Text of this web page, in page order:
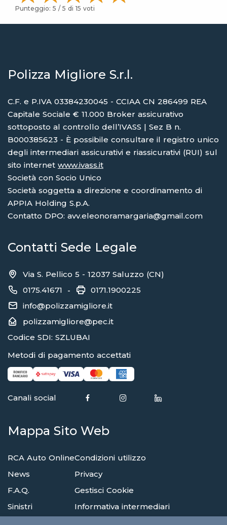
Punteggio: 5 / 5 di 15 voti
Polizza Migliore S.r.l.
C.F. e P.IVA 03384230045 - CCIAA CN 286499 REA
Capitale Sociale € 11.000 Broker assicurativo
sottoposto al controllo dell’IVASS | Sez B n.
B000385623 - È possibile consultare il registro unico
degli intermediari assicurativi e riassicurativi (RUI) sul
sito internet www.ivass.it
Società con Socio Unico
Società soggetta a direzione e coordinamento di
APPIA Holding S.p.A.
Contatto DPO: avv.eleonoramargaria@gmail.com
Contatti Sede Legale
Via S. Pellico 5 - 12037 Saluzzo (CN)
0175.41671 -
0171.1900225
info@polizzamigliore.it
polizzamigliore@pec.it
Codice SDI: SZLUBAI
Metodi di pagamento accettati
Canali social
Mappa Sito Web
RCA Auto Online
News
F.A.Q.
Sinistri
Condizioni utilizzo
Privacy
Gestisci Cookie
Informativa intermediari